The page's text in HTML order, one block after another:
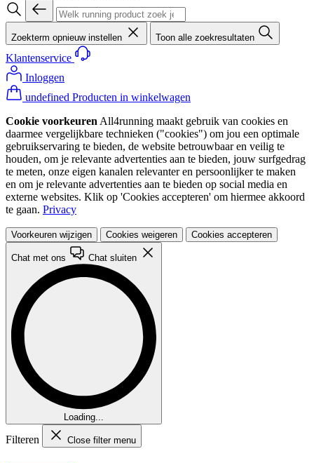
Zoekterm opnieuw instellen Toon alle zoekresultaten
Klantenservice
Inloggen
undefined Producten in winkelwagen
Cookie voorkeuren All4running maakt gebruik van cookies en
daarmee vergelijkbare technieken ("cookies") om jou een optimale
gebruikservaring te bieden, de website betrouwbaar en veilig te
houden, om je relevante advertenties aan te bieden, jouw surfgedrag
te meten, onze eigen kanalen relevanter en persoonlijker te maken
en om je relevante advertenties aan te bieden op social media en
externe websites. Klik op 'Cookies accepteren' om hiermee akkoord
te gaan. Privacy
Voorkeuren wijzigen Cookies weigeren Cookies accepteren
Chat met ons Chat sluiten
Loading...
Filteren Close filter menu